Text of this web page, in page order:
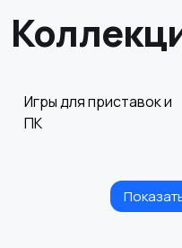
Игры для приставок и
ПК
Видеофильмы